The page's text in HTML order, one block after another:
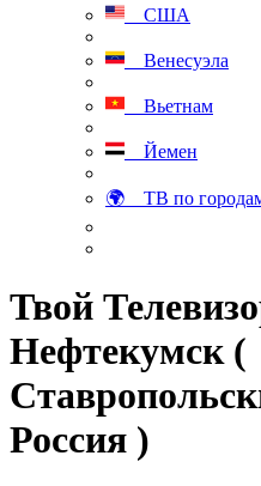
США
Венесуэла
Вьетнам
Йемен
🌍 ТВ по
Твой
Нефтекумск (
Россия )